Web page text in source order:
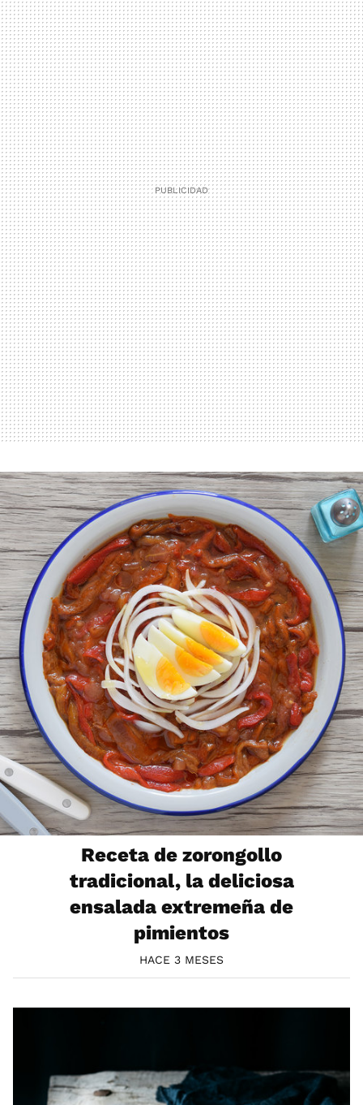
Receta de zorongollo
tradicional, la deliciosa
ensalada extremeña de
pimientos
HACE 3 MESES